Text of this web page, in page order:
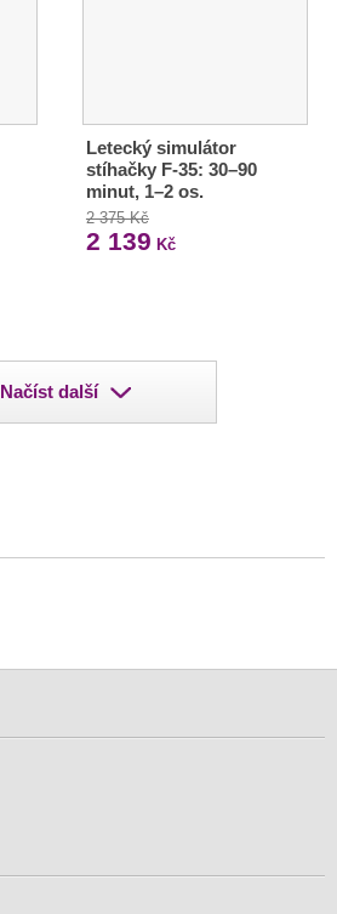
Letecký simulátor
stíhačky F-35: 30–90
minut, 1–2 os.
2 375 Kč
2 139 Kč
Načíst další